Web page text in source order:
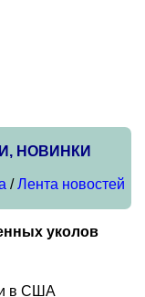
НОВИНКИ
/Лента новостей
уколов
в США